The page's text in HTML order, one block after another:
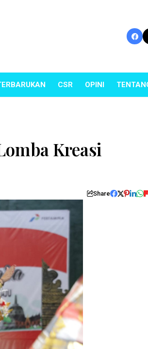
CSR OPINI
Kreasi
Share